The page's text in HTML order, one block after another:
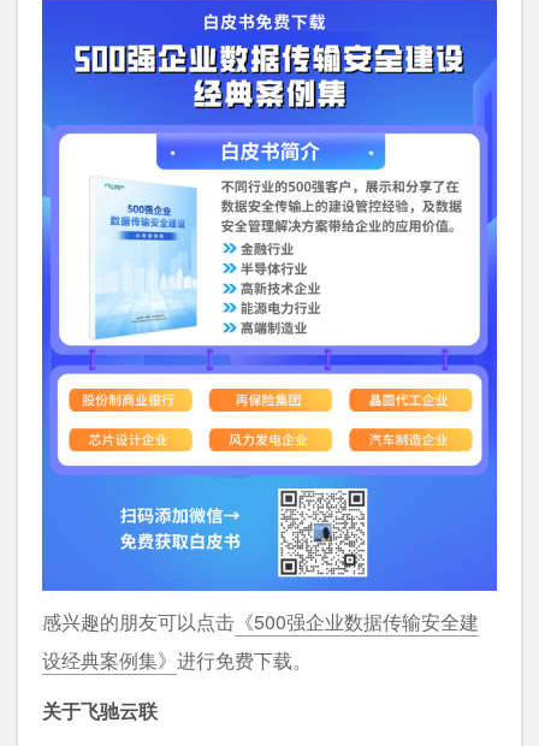
感兴趣的朋友可以点击 《500强企业数据传输安全建
设经典案例集》 进行免费下载。
关于飞驰云联